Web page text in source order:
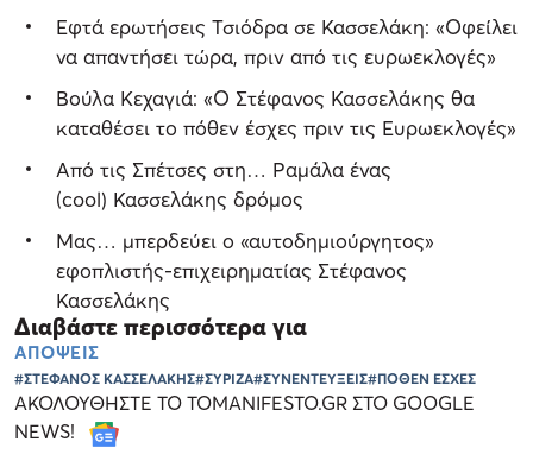
Εφτά ερωτήσεις Τσιόδρα σε Κασσελάκη: «Οφείλει
να απαντήσει τώρα, πριν από τις ευρωεκλογές»
Βούλα Κεχαγιά: «Ο Στέφανος Κασσελάκης θα
καταθέσει το πόθεν έσχες πριν τις Ευρωεκλογές»
Από τις Σπέτσες στη… Ραμάλα ένας
(cool) Κασσελάκης δρόμος
Μας… μπερδεύει ο «αυτοδημιούργητος»
εφοπλιστής-επιχειρηματίας Στέφανος
Κασσελάκης
Διαβάστε περισσότερα για
ΑΠΟΨΕΙΣ
#ΣΤΕΦΑΝΟΣ ΚΑΣΣΕΛΑΚΗΣ#ΣΥΡΙΖΑ#ΣΥΝΕΝΤΕΥΞΕΙΣ#ΠΟΘΕΝ ΕΣΧΕΣ
ΑΚΟΛΟΥΘΗΣΤΕ ΤΟ TOMANIFESTO.GR ΣΤΟ GOOGLE
NEWS!